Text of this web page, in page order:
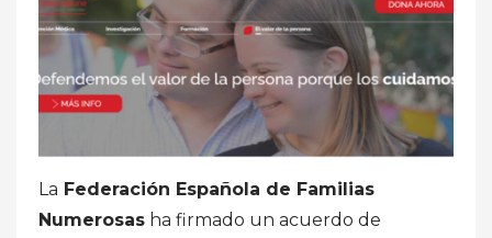
La Federación Española de Familias
Numerosas ha firmado un acuerdo de